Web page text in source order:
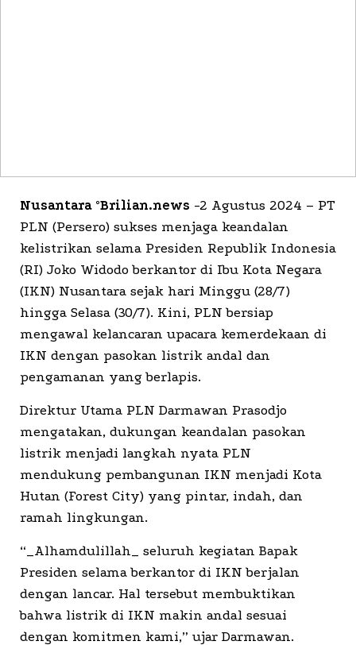
Nusantara °Brilian.news -2 Agustus 2024 – PT
PLN (Persero) sukses menjaga keandalan
kelistrikan selama Presiden Republik Indonesia
(RI) Joko Widodo berkantor di Ibu Kota Negara
(IKN) Nusantara sejak hari Minggu (28/7)
hingga Selasa (30/7). Kini, PLN bersiap
mengawal kelancaran upacara kemerdekaan di
IKN dengan pasokan listrik andal dan
pengamanan yang berlapis.
Direktur Utama PLN Darmawan Prasodjo
mengatakan, dukungan keandalan pasokan
listrik menjadi langkah nyata PLN
mendukung pembangunan IKN menjadi Kota
Hutan (Forest City) yang pintar, indah, dan
ramah lingkungan.
“_Alhamdulillah_ seluruh kegiatan Bapak
Presiden selama berkantor di IKN berjalan
dengan lancar. Hal tersebut membuktikan
bahwa listrik di IKN makin andal sesuai
dengan komitmen kami,” ujar Darmawan.